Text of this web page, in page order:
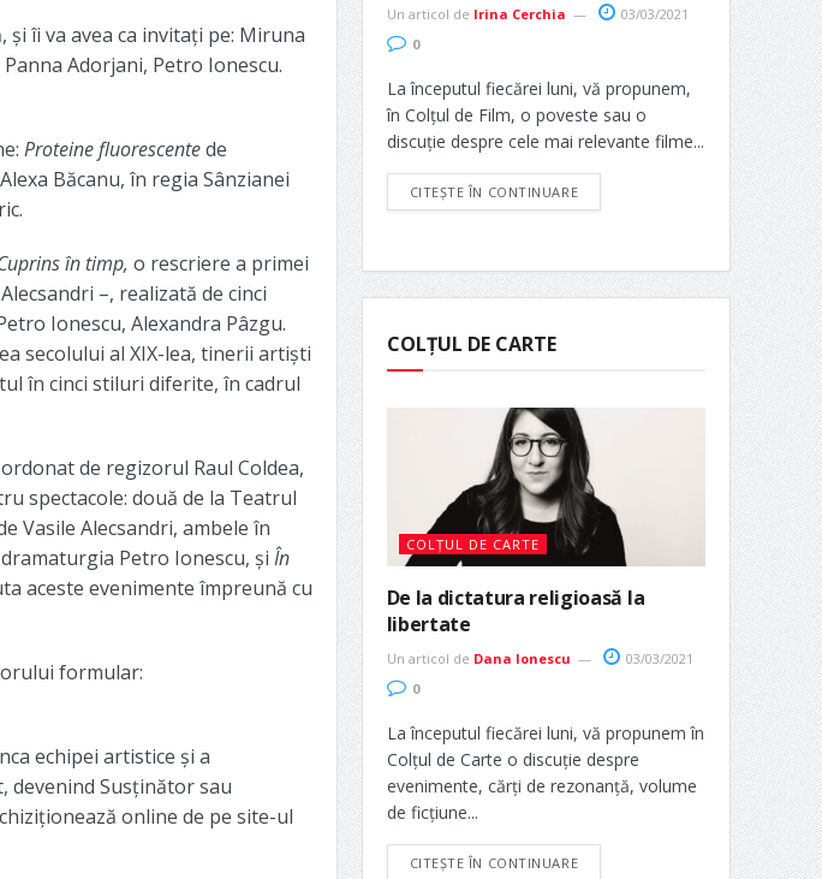
îi va avea ca invitați pe: Miruna
Adorjani, Petro Ionescu.
Proteine fluorescentede
Băcanu, în regia Sânzianei
în timp, o rescriere a primei
–, realizată de cinci
Ionescu, Alexandra Pâzgu.
secolului al XIX-lea, tinerii artiști
în cinci stiluri diferite, în cadrul
de regizorul Raul Coldea,
spectacole: două de la Teatrul
Vasile Alecsandri, ambele în
dramaturgia Petro Ionescu, și În
aceste evenimente împreună cu
formular:
echipei artistice și a
devenind Susținător sau
online de pe site-ul
Un articol de Irina Cerchia
03/03/2021
0
La începutul fiecărei luni, vă propunem,
în Colțul de Film, o poveste sau o
discuție despre cele mai relevante filme...
CITEȘTE ÎN CONTINUARE
COLȚUL DE CARTE
COLȚUL DE CARTE
De la dictatura religioasă la
libertate
Un articol de Dana Ionescu
03/03/2021
0
La începutul fiecărei luni, vă propunem în
Colțul de Carte o discuție despre
evenimente, cărți de rezonanță, volume
de ficțiune...
CITEȘTE ÎN CONTINUARE